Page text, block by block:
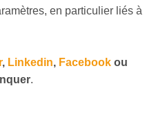
en particulier liés à
, Linkedin, Facebook ou
.